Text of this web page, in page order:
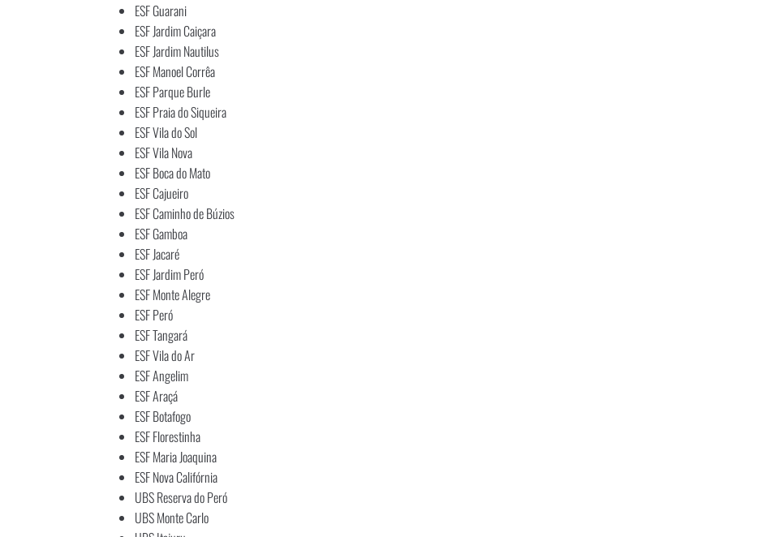
ESF Guarani
ESF Jardim Caiçara
ESF Jardim Nautilus
ESF Manoel Corrêa
ESF Parque Burle
ESF Praia do Siqueira
ESF Vila do Sol
ESF Vila Nova
ESF Boca do Mato
ESF Cajueiro
ESF Caminho de Búzios
ESF Gamboa
ESF Jacaré
ESF Jardim Peró
ESF Monte Alegre
ESF Peró
ESF Tangará
ESF Vila do Ar
ESF Angelim
ESF Araçá
ESF Botafogo
ESF Florestinha
ESF Maria Joaquina
ESF Nova Califórnia
UBS Reserva do Peró
UBS Monte Carlo